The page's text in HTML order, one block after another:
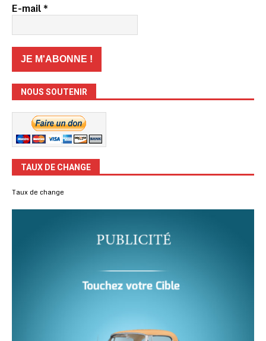
E-mail*
NOUS SOUTENIR
TAUX DE CHANGE
Taux de change